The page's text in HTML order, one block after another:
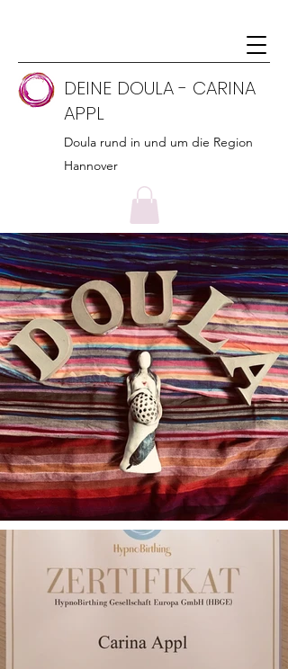
DEINE DOULA - CARINA
APPL
Doula rund in und um die Region
Hannover